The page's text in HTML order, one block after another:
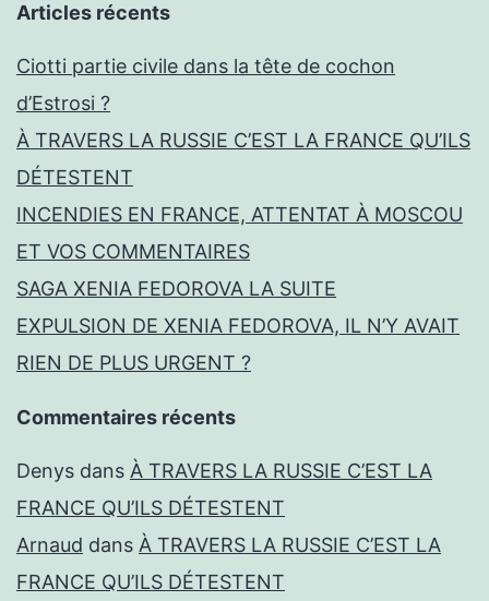
Articles récents
Ciotti partie civile dans la tête de cochon
d’Estrosi ?
À TRAVERS LA RUSSIE C’EST LA FRANCE QU’ILS
DÉTESTENT
INCENDIES EN FRANCE, ATTENTAT À MOSCOU
ET VOS COMMENTAIRES
SAGA XENIA FEDOROVA LA SUITE
EXPULSION DE XENIA FEDOROVA, IL N’Y AVAIT
RIEN DE PLUS URGENT ?
Commentaires récents
Denys dans À TRAVERS LA RUSSIE C’EST LA
FRANCE QU’ILS DÉTESTENT
Arnaud dans À TRAVERS LA RUSSIE C’EST LA
FRANCE QU’ILS DÉTESTENT